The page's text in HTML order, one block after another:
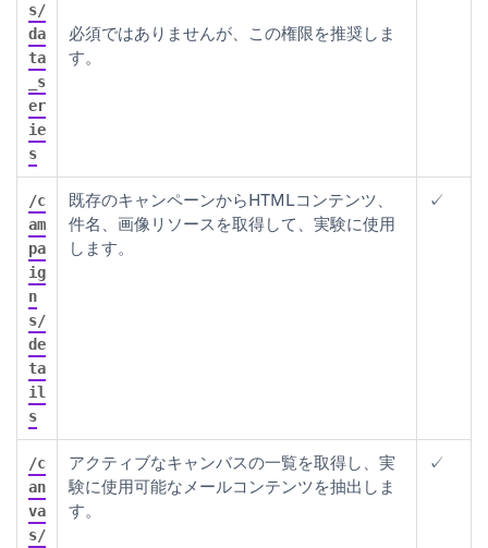
s/
da
ta
_s
er
ie
s
必須ではありませんが、この権限を推奨しま
す。
/c
am
pa
ig
n
s/
de
ta
il
s
既存のキャンペーンからHTMLコンテンツ、
件名、画像リソースを取得して、実験に使用
します。
✓
/c
an
va
s/
アクティブなキャンバスの一覧を取得し、実
験に使用可能なメールコンテンツを抽出しま
す。
✓